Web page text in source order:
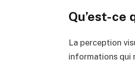
Qu’est-ce
La perception
informations qui